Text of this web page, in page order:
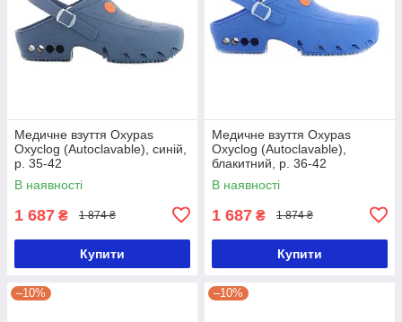
Медичне взуття Oxypas
Oxyclog (Autoclavable), синій,
р. 35-42
В наявності
1 687 ₴ 1 874 ₴
Купити
Медичне взуття Oxypas
Oxyclog (Autoclavable),
блакитний, р. 36-42
В наявності
1 687 ₴ 1 874 ₴
Купити
–10% –10%